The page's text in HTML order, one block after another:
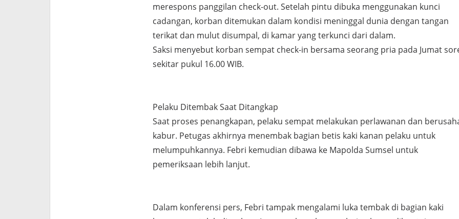
merespons panggilan check-out. Setelah pintu dibuka menggunakan kunci
cadangan, korban ditemukan dalam kondisi meninggal dunia dengan tangan
terikat dan mulut disumpal, di kamar yang terkunci dari dalam.
Saksi menyebut korban sempat check-in bersama seorang pria pada Jumat
sekitar pukul 16.00 WIB.
Pelaku Ditembak Saat Ditangkap
Saat proses penangkapan, pelaku sempat melakukan perlawanan dan
kabur. Petugas akhirnya menembak bagian betis kaki kanan pelaku untuk
melumpuhkannya. Febri kemudian dibawa ke Mapolda Sumsel untuk
pemeriksaan lebih lanjut.
Dalam konferensi pers, Febri tampak mengalami luka tembak di bagian kaki